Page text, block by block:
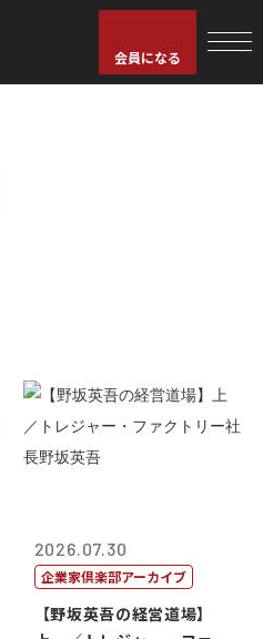
会員になる
2026.07.30
企業家倶楽部アーカイブ
【野坂英吾の経営道場】